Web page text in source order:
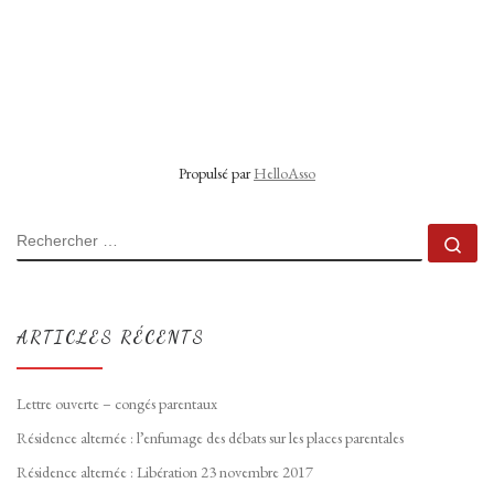
Propulsé parHelloAsso
RECHERCHER
ARTICLES RÉCENTS
Lettre ouverte – congés parentaux
Résidence alternée : l’enfumage des débats sur les places parentales
Résidence alternée : Libération 23 novembre 2017